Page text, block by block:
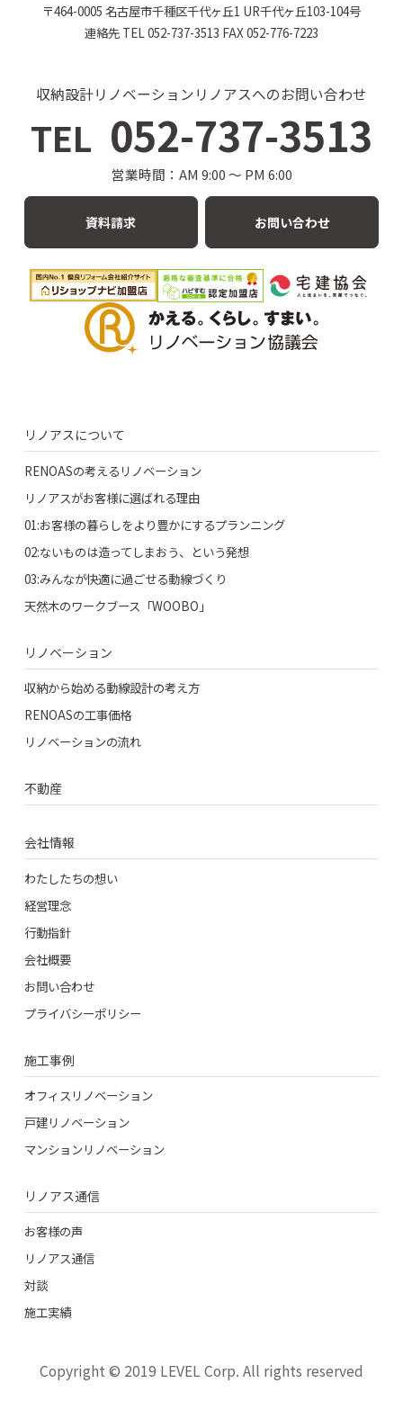
〒464-0005 名古屋市千種区千代ヶ丘1 UR千代ヶ丘103-104号
連絡先 TEL 052-737-3513 FAX 052-776-7223
収納設計リノベーションリノアスへのお問い合わせ
TEL 052-737-3513
営業時間：AM 9:00 〜 PM 6:00
資料請求 お問い合わせ
リノアスについて
RENOASの考えるリノベーション
リノアスがお客様に選ばれる理由
01:お客様の暮らしをより豊かにするプランニング
02:ないものは造ってしまおう、という発想
03:みんなが快適に過ごせる動線づくり
天然木のワークブース「WOOBO」
リノベーション
収納から始める動線設計の考え方
RENOASの工事価格
リノベーションの流れ
不動産
会社情報
わたしたちの想い
経営理念
行動指針
会社概要
お問い合わせ
プライバシーポリシー
施工事例
オフィスリノベーション
戸建リノベーション
マンションリノベーション
リノアス通信
お客様の声
リノアス通信
対談
施工実績
Copyright © 2019 LEVEL Corp. All rights reserved